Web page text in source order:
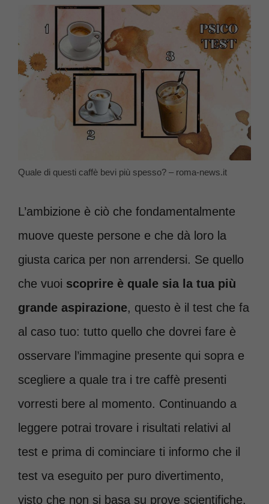
Quale di questi caffè bevi più spesso? – roma-news.it
L’ambizione è ciò che fondamentalmente
muove queste persone e che dà loro la
giusta carica per non arrendersi. Se quello
che vuoi scoprire è quale sia la tua più
grande aspirazione, questo è il test che fa
al caso tuo: tutto quello che dovrei fare è
osservare l’immagine presente qui sopra e
scegliere a quale tra i tre caffè presenti
vorresti bere al momento. Continuando a
leggere potrai trovare i risultati relativi al
test e prima di cominciare ti informo che il
test va eseguito per puro divertimento,
visto che non si basa su prove scientifiche.